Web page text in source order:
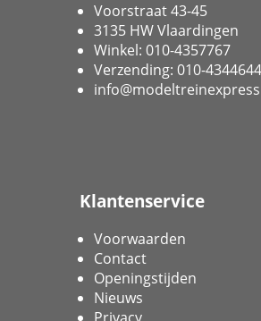
Voorstraat 43-45
3135 HW Vlaardingen
Winkel: 010-4357767
Verzending: 010-4344644
Klantenservice
Voorwaarden
Contact
Openingstijden
Nieuws